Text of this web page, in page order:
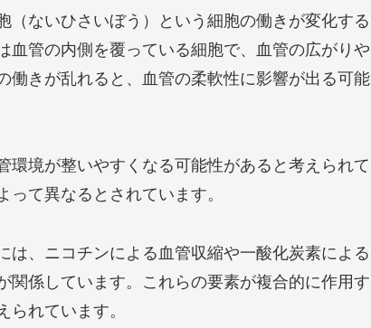
（ないひさいぼう）という細胞の働きが変化する
管の内側を覆っている細胞で、血管の広がりや
働きが乱れると、血管の柔軟性に影響が出る可能
境が整いやすくなる可能性があると考えられて
て異なるとされています。
は、ニコチンによる血管収縮や一酸化炭素による
係しています。これらの要素が複合的に作用す
れています。